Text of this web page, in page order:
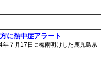
に熱中症アラート
７月17日に梅雨明けした鹿児島県